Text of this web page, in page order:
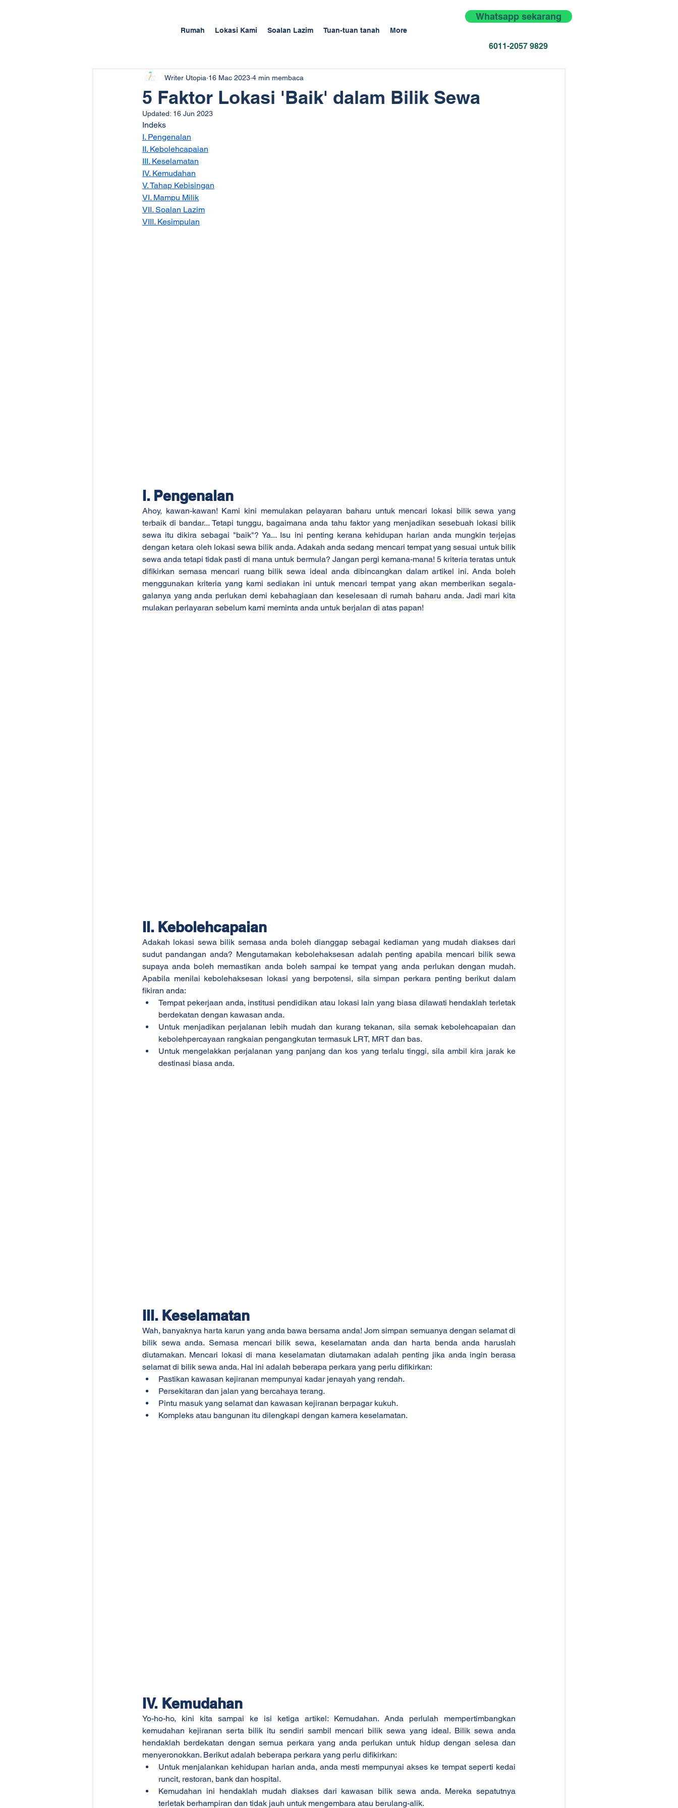
Rumah Lokasi Kami Soalan Lazim Tuan-tuan tanah More
Whatsapp sekarang
6011-2057 9829
5 Faktor Lokasi 'Baik' dalam Bilik Sewa
Writer Utopia 16 Mac 2023 4 min membaca
Updated: 16 Jun 2023
Indeks
I. Pengenalan
II. Kebolehcapaian
III. Keselamatan
IV. Kemudahan
V. Tahap Kebisingan
VI. Mampu Milik
VII. Soalan Lazim
VIII. Kesimpulan
I. Pengenalan
Ahoy, kawan-kawan! Kami kini memulakan pelayaran baharu untuk mencari lokasi bilik sewa yang
terbaik di bandar... Tetapi tunggu, bagaimana anda tahu faktor yang menjadikan sesebuah lokasi bilik
sewa itu dikira sebagai "baik"? Ya... Isu ini penting kerana kehidupan harian anda mungkin terjejas
dengan ketara oleh lokasi sewa bilik anda. Adakah anda sedang mencari tempat yang sesuai untuk bilik
sewa anda tetapi tidak pasti di mana untuk bermula? Jangan pergi kemana-mana! 5 kriteria teratas untuk
difikirkan semasa mencari ruang bilik sewa ideal anda dibincangkan dalam artikel ini. Anda boleh
menggunakan kriteria yang kami sediakan ini untuk mencari tempat yang akan memberikan segala-
galanya yang anda perlukan demi kebahagiaan dan keselesaan di rumah baharu anda. Jadi mari kita
mulakan perlayaran sebelum kami meminta anda untuk berjalan di atas papan!
II. Kebolehcapaian
Adakah lokasi sewa bilik semasa anda boleh dianggap sebagai kediaman yang mudah diakses dari
sudut pandangan anda? Mengutamakan kebolehaksesan adalah penting apabila mencari bilik sewa
supaya anda boleh memastikan anda boleh sampai ke tempat yang anda perlukan dengan mudah.
Apabila menilai kebolehaksesan lokasi yang berpotensi, sila simpan perkara penting berikut dalam
fikiran anda:
Tempat pekerjaan anda, institusi pendidikan atau lokasi lain yang biasa dilawati hendaklah terletak
berdekatan dengan kawasan anda.
Untuk menjadikan perjalanan lebih mudah dan kurang tekanan, sila semak kebolehcapaian dan
kebolehpercayaan rangkaian pengangkutan termasuk LRT, MRT dan bas.
Untuk mengelakkan perjalanan yang panjang dan kos yang terlalu tinggi, sila ambil kira jarak ke
destinasi biasa anda.
III. Keselamatan
Wah, banyaknya harta karun yang anda bawa bersama anda! Jom simpan semuanya dengan selamat di
bilik sewa anda. Semasa mencari bilik sewa, keselamatan anda dan harta benda anda haruslah
diutamakan. Mencari lokasi di mana keselamatan diutamakan adalah penting jika anda ingin berasa
selamat di bilik sewa anda. Hal ini adalah beberapa perkara yang perlu difikirkan:
Pastikan kawasan kejiranan mempunyai kadar jenayah yang rendah.
Persekitaran dan jalan yang bercahaya terang.
Pintu masuk yang selamat dan kawasan kejiranan berpagar kukuh.
Kompleks atau bangunan itu dilengkapi dengan kamera keselamatan.
IV. Kemudahan
Yo-ho-ho, kini kita sampai ke isi ketiga artikel: Kemudahan. Anda perlulah mempertimbangkan
kemudahan kejiranan serta bilik itu sendiri sambil mencari bilik sewa yang ideal. Bilik sewa anda
hendaklah berdekatan dengan semua perkara yang anda perlukan untuk hidup dengan selesa dan
menyeronokkan. Berikut adalah beberapa perkara yang perlu difikirkan:
Untuk menjalankan kehidupan harian anda, anda mesti mempunyai akses ke tempat seperti kedai
runcit, restoran, bank dan hospital.
Kemudahan ini hendaklah mudah diakses dari kawasan bilik sewa anda. Mereka sepatutnya
terletak berhampiran dan tidak jauh untuk mengembara atau berulang-alik.